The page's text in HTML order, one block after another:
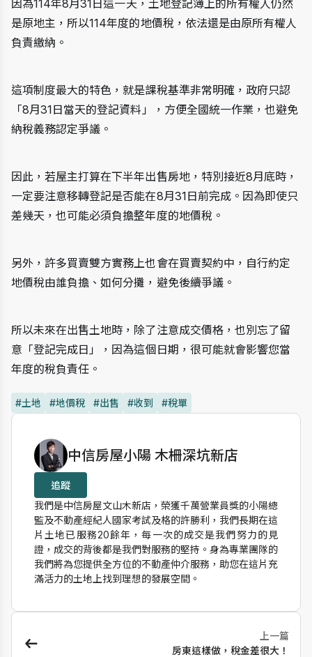
因為114年8月31日這一天，土地登記簿上的所有權人仍然
是原地主，所以114年度的地價稅，依法還是由原所有權人
負責繳納。
這項制度最大的特色，就是課稅基準非常明確，政府只認
「8月31日當天的登記資料」，方便全國統一作業，也避免
納稅義務認定爭議。
因此，若屋主打算在下半年出售房地，特別接近8月底時，
一定要注意移轉登記是否能在8月31日前完成。因為即使只
差幾天，也可能必須負擔整年度的地價稅。
另外，許多買賣雙方實務上也會在買賣契約中，自行約定
地價稅由誰負擔、如何分攤，避免後續爭議。
所以未來在出售土地時，除了注意成交價格，也別忘了留
意「登記完成日」，因為這個日期，很可能就會影響您當
年度的稅負責任。
#土地 #地價稅 #出售 #收到 #稅單
作者資訊
中信房屋小陽 木柵深坑新店
追蹤
我們是中信房屋文山木新店，榮獲千萬營業員獎的小陽總
監及不動產經紀人國家考試及格的許勝利，我們長期在這
片土地已服務20餘年，每一次的成交是我們努力的見
證，成交的背後都是我們對服務的堅持。身為專業團隊的
我們將為您提供全方位的不動產仲介服務，助您在這片充
滿活力的土地上找到理想的發展空間。
上一篇
房東這樣做，稅金差很大！